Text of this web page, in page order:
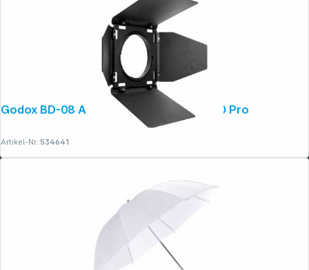
Godox BD-08 Abschirmklappe für AD400 Pro
Artikel-Nr.:534641
Copyright © 2001 - 2026 dexxIT. Alle Rechte vorbehalten.